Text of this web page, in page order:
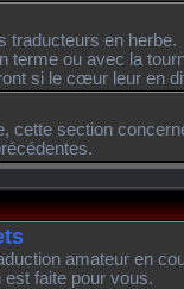
traducteurs en herbe.
terme ou avec la
si le cœur leur en
cette section
amateur en
est faite pour vous.